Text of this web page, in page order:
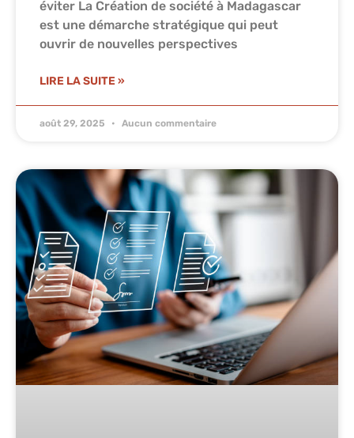
éviter La Création de société à Madagascar
est une démarche stratégique qui peut
ouvrir de nouvelles perspectives
LIRE LA SUITE »
août 29, 2025 Aucun commentaire